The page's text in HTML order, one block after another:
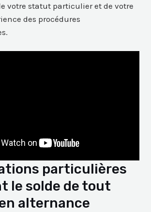
votre statut particulier et de votre
des procédures
particulières
le solde de tout
alternance